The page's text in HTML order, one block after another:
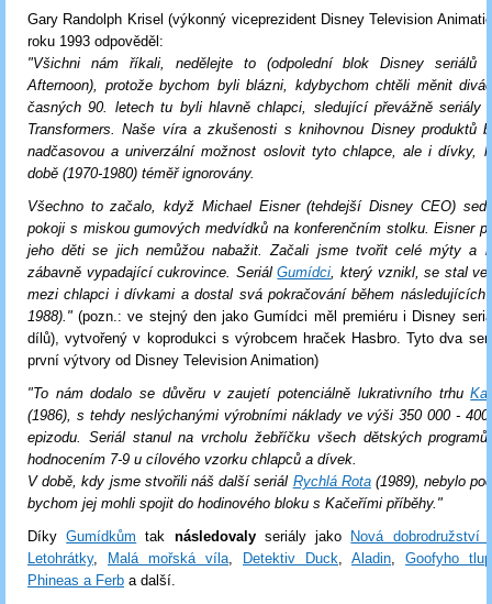
Gary Randolph Krisel (výkonný viceprezident Disney Television
roku 1993 odpověděl:
"Všichni nám říkali, nedělejte to (odpolední blok Disney seriálů
Afternoon), protože bychom byli blázni, kdybychom chtěli měnit
časných 90. letech tu byli hlavně chlapci, sledující převážně seriály
Transformers. Naše víra a zkušenosti s knihovnou Disney produktů
nadčasovou a univerzální možnost oslovit tyto chlapce, ale i dívky,
době (1970-1980) téměř ignorovány.
Všechno to začalo, když Michael Eisner (tehdejší Disney CEO)
pokoji s miskou gumových medvídků na konferenčním stolku. Eisner
jeho děti se jich nemůžou nabažit. Začali jsme tvořit celé mýty a
zábavně vypadající cukrovince. SeriálGumídci, který vznikl, se stal
mezi chlapci i dívkami a dostal svá pokračování během následujících
1988)."(pozn.: ve stejný den jako Gumídci měl premiéru i Disney
dílů), vytvořený v koprodukci s výrobcem hraček Hasbro. Tyto dva
první výtvory od Disney Television Animation)
"To nám dodalo se důvěru v zaujetí potenciálně lukrativního trhu
(1986), s tehdy neslýchanými výrobními náklady ve výši 350 000 - 400
epizodu. Seriál stanul na vrcholu žebříčku všech dětských
hodnocením 7-9 u cílového vzorku chlapců a dívek.
V době, kdy jsme stvořili náš další seriál Rychlá Rota(1989), nebylo
bychom jej mohli spojit do hodinového bloku s Kačeřími příběhy."
DíkyGumídkům tak následovaly seriály jako
Nová dobrodružství
Letohrátky, Malá mořská víla, Detektiv Duck, Aladin, Goofyho
Phineas a Ferb a další.